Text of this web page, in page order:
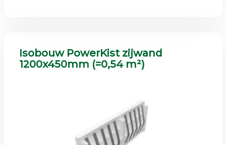
Isobouw PowerKist zijwand
1200x450mm (=0,54 m²)